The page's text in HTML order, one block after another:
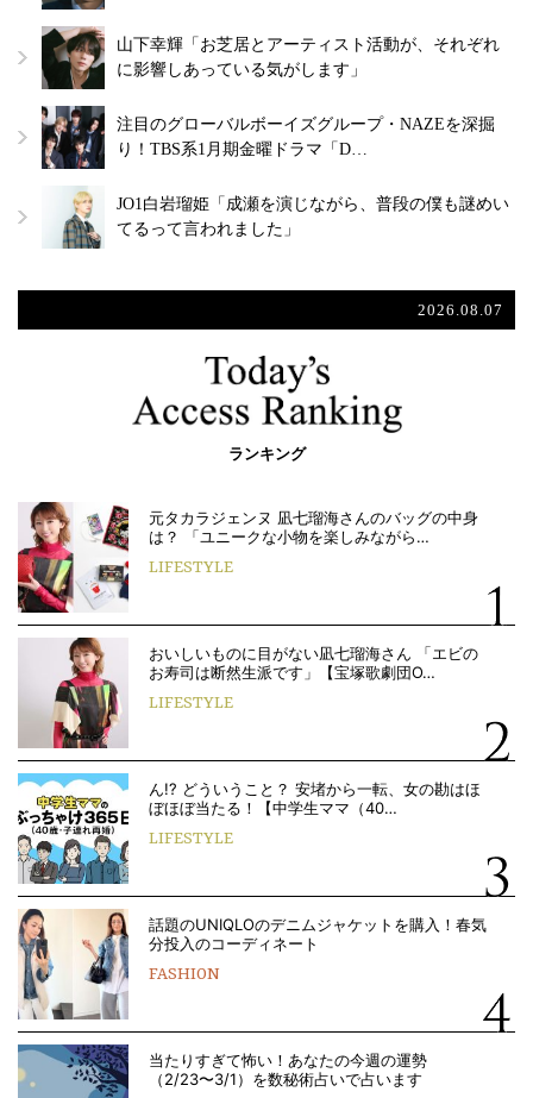
山下幸輝「お芝居とアーティスト活動が、それぞれ
に影響しあっている気がします」
注目のグローバルボーイズグループ・NAZEを深掘
り！TBS系1月期金曜ドラマ「D…
JO1白岩瑠姫「成瀬を演じながら、普段の僕も謎めい
てるって言われました」
2026.08.07
ランキング
元タカラジェンヌ 凪七瑠海さんのバッグの中身
は？ 「ユニークな小物を楽しみながら…
LIFESTYLE
おいしいものに目がない凪七瑠海さん 「エビの
お寿司は断然生派です」【宝塚歌劇団O…
LIFESTYLE
ん!? どういうこと？ 安堵から一転、女の勘はほ
ぼほぼ当たる！【中学生ママ（40…
LIFESTYLE
話題のUNIQLOのデニムジャケットを購入！春気
分投入のコーディネート
FASHION
当たりすぎて怖い！あなたの今週の運勢
（2/23〜3/1）を数秘術占いで占います